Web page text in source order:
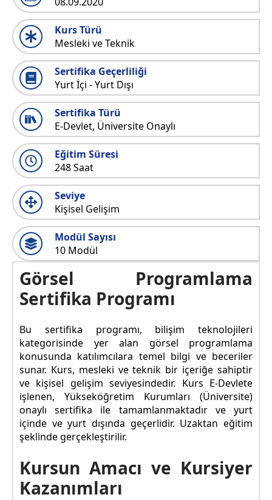
Kurs Türü
Mesleki ve Teknik
Sertifika Geçerliliği
Yurt İçi - Yurt Dışı
Sertifika Türü
E-Devlet, Üniversite Onaylı
Eğitim Süresi
248 Saat
Seviye
Kişisel Gelişim
Modül Sayısı
10 Modül
Görsel Programlama
Sertifika Programı
Bu sertifika programı, bilişim teknolojileri
kategorisinde yer alan görsel programlama
konusunda katılımcılara temel bilgi ve beceriler
sunar. Kurs, mesleki ve teknik bir içeriğe sahiptir
ve kişisel gelişim seviyesindedir. Kurs E-Devlete
işlenen, Yükseköğretim Kurumları (Üniversite)
onaylı sertifika ile tamamlanmaktadır ve yurt
içinde ve yurt dışında geçerlidir. Uzaktan eğitim
şeklinde gerçekleştirilir.
Kursun Amacı ve Kursiyer
Kazanımları